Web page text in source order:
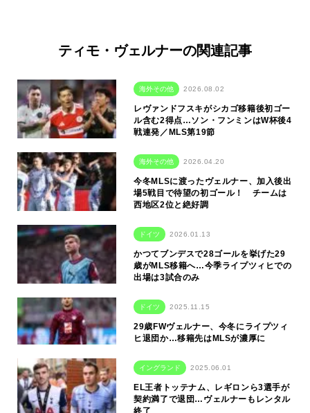
ティモ・ヴェルナーの関連記事
海外その他 2026.08.02
レヴァンドフスキがシカゴ移籍後初ゴー
ル含む2得点…ソン・フンミンはW杯後4
戦連発／MLS第19節
海外その他 2026.04.20
今冬MLSに渡ったヴェルナー、加入後出
場5戦目で待望の初ゴール！ チームは
西地区2位と絶好調
ドイツ 2026.01.13
かつてブンデスで28ゴールを挙げた29
歳がMLS移籍へ…今季ライプツィヒでの
出場は3試合のみ
ドイツ 2025.11.15
29歳FWヴェルナー、今冬にライプツィ
ヒ退団か…移籍先はMLSが濃厚に
イングランド 2025.06.01
EL王者トッテナム、レギロンら3選手が
契約満了で退団…ヴェルナーもレンタル